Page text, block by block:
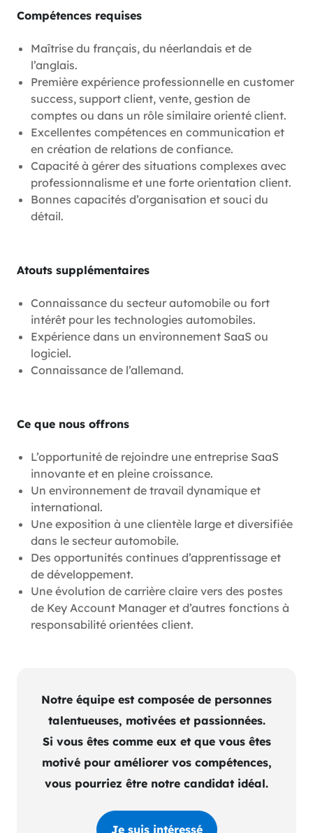
Compétences requises
Maîtrise du français, du néerlandais et de
l’anglais.
Première expérience professionnelle en customer
success, support client, vente, gestion de
comptes ou dans un rôle similaire orienté client.
Excellentes compétences en communication et
en création de relations de confiance.
Capacité à gérer des situations complexes avec
professionnalisme et une forte orientation client.
Bonnes capacités d’organisation et souci du
détail.
Atouts supplémentaires
Connaissance du secteur automobile ou fort
intérêt pour les technologies automobiles.
Expérience dans un environnement SaaS ou
logiciel.
Connaissance de l’allemand.
Ce que nous offrons
L’opportunité de rejoindre une entreprise SaaS
innovante et en pleine croissance.
Un environnement de travail dynamique et
international.
Une exposition à une clientèle large et diversifiée
dans le secteur automobile.
Des opportunités continues d’apprentissage et
de développement.
Une évolution de carrière claire vers des postes
de Key Account Manager et d’autres fonctions à
responsabilité orientées client.
Notre équipe est composée de personnes
talentueuses, motivées et passionnées.
Si vous êtes comme eux et que vous êtes
motivé pour améliorer vos compétences,
vous pourriez être notre candidat idéal.
Je suis intéressé